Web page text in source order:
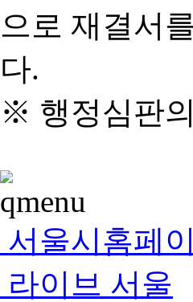
으로 재결서
다.
※ 행정심판
서울시홈페
라이브 서울